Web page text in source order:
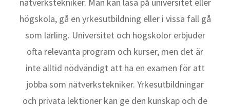
högskola, gå en yrkesutbildning eller i vissa fall gå
som lärling. Universitet och högskolor erbjuder
ofta relevanta program och kurser, men det är
inte alltid nödvändigt att ha en examen för att
jobba som nätverkstekniker. Yrkesutbildningar
och privata lektioner kan ge den kunskap och de